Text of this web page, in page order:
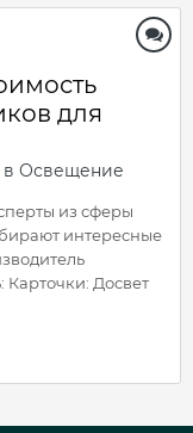
для
Освещение
из сферы
интересные
Карточки: Досвет